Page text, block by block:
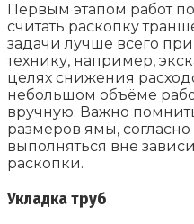
Первым этапом работ
считать раскопку
задачи лучше всего
технику, например,
целях снижения
небольшом объёме
вручную. Важно
размеров ямы,
выполняться вне
раскопки.
Укладка труб